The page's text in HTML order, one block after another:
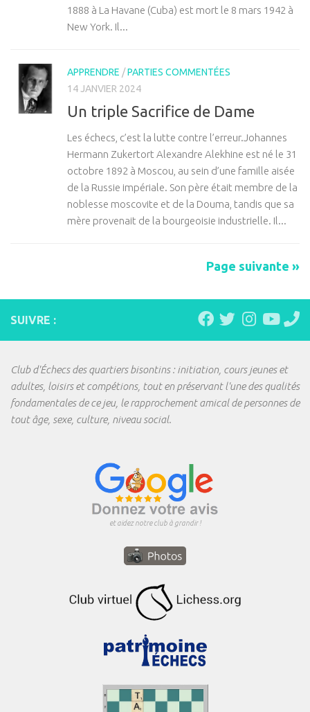
1888 à La Havane (Cuba) est mort le 8 mars 1942 à
New York. Il...
APPRENDRE /PARTIES COMMENTÉES
14 JANVIER 2024
Un triple Sacrifice de Dame
Les échecs, c’est la lutte contre l’erreur.Johannes
Hermann Zukertort Alexandre Alekhine est né le 31
octobre 1892 à Moscou, au sein d’une famille aisée
de la Russie impériale. Son père était membre de la
noblesse moscovite et de la Douma, tandis que sa
mère provenait de la bourgeoisie industrielle. Il...
Page suivante »
SUIVRE :
Club d'Échecs des quartiers bisontins : initiation, cours jeunes et
adultes, loisirs et compétions, tout en préservant l'une des qualités
fondamentales de ce jeu, le rapprochement amical de personnes de
tout âge, sexe, culture, niveau social.
et aidez notre club à grandir !